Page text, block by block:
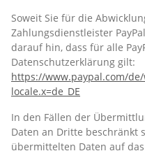
Soweit Sie für die
Zahlungsdienstleister
darauf hin, dass für alle
Datenschutzerklärung gilt:
https://www.paypal.com/
locale.x=de_DE
In den Fällen der
Daten an Dritte beschränkt
übermittelten Daten auf